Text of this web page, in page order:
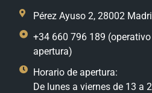
Pérez Ayuso 2, 28002
+34 660 796 189
apertura)
Horario de apertura:
De lunes a viernes de 13 a